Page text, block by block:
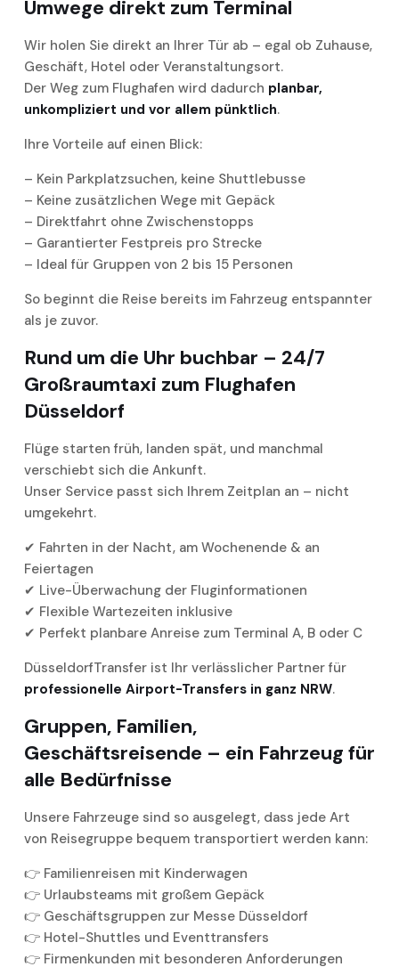
Umwege direkt zum Terminal
Wir holen Sie direkt an Ihrer Tür ab – egal ob Zuhause,
Geschäft, Hotel oder Veranstaltungsort.
Der Weg zum Flughafen wird dadurch planbar,
unkompliziert und vor allem pünktlich.
Ihre Vorteile auf einen Blick:
– Kein Parkplatzsuchen, keine Shuttlebusse
– Keine zusätzlichen Wege mit Gepäck
– Direktfahrt ohne Zwischenstopps
– Garantierter Festpreis pro Strecke
– Ideal für Gruppen von 2 bis 15 Personen
So beginnt die Reise bereits im Fahrzeug entspannter
als je zuvor.
Rund um die Uhr buchbar – 24/7
Großraumtaxi zum Flughafen
Düsseldorf
Flüge starten früh, landen spät, und manchmal
verschiebt sich die Ankunft.
Unser Service passt sich Ihrem Zeitplan an – nicht
umgekehrt.
✔ Fahrten in der Nacht, am Wochenende & an
Feiertagen
✔ Live-Überwachung der Fluginformationen
✔ Flexible Wartezeiten inklusive
✔ Perfekt planbare Anreise zum Terminal A, B oder C
DüsseldorfTransfer ist Ihr verlässlicher Partner für
professionelle Airport-Transfers in ganz NRW.
Gruppen, Familien,
Geschäftsreisende – ein Fahrzeug für
alle Bedürfnisse
Unsere Fahrzeuge sind so ausgelegt, dass jede Art
von Reisegruppe bequem transportiert werden kann:
👉 Familienreisen mit Kinderwagen
👉 Urlaubsteams mit großem Gepäck
👉 Geschäftsgruppen zur Messe Düsseldorf
👉 Hotel-Shuttles und Eventtransfers
👉 Firmenkunden mit besonderen Anforderungen